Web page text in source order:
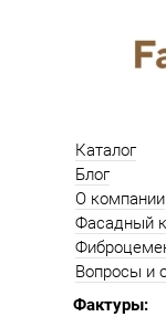
Фактуры:
Каталог
Блог
О компании
Фасадный
Вопросы и